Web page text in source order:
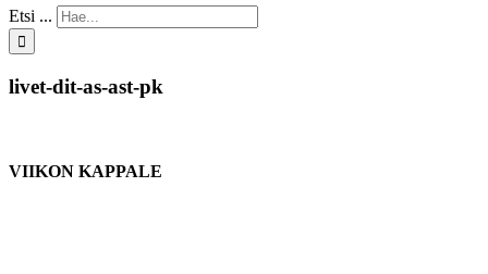
Etsi ...
livet-dit-as-ast-pk
VIIKON KAPPALE